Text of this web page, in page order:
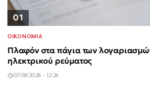
01
ΟΙΚΟΝΟΜΙΑ
Πλαφόν στα πάγια των
ηλεκτρικού ρεύματος
07/08/2026 - 12:26